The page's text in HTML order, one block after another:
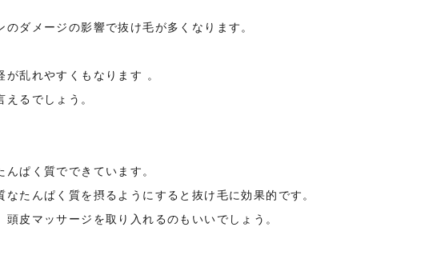
ダメージの影響で抜け毛が多くなります。
乱れやすくもなります 。
るでしょう。
ぱく質でできています。
なたんぱく質を摂るようにすると抜け毛に効果的です。
頭皮マッサージを取り入れるのもいいでしょう。